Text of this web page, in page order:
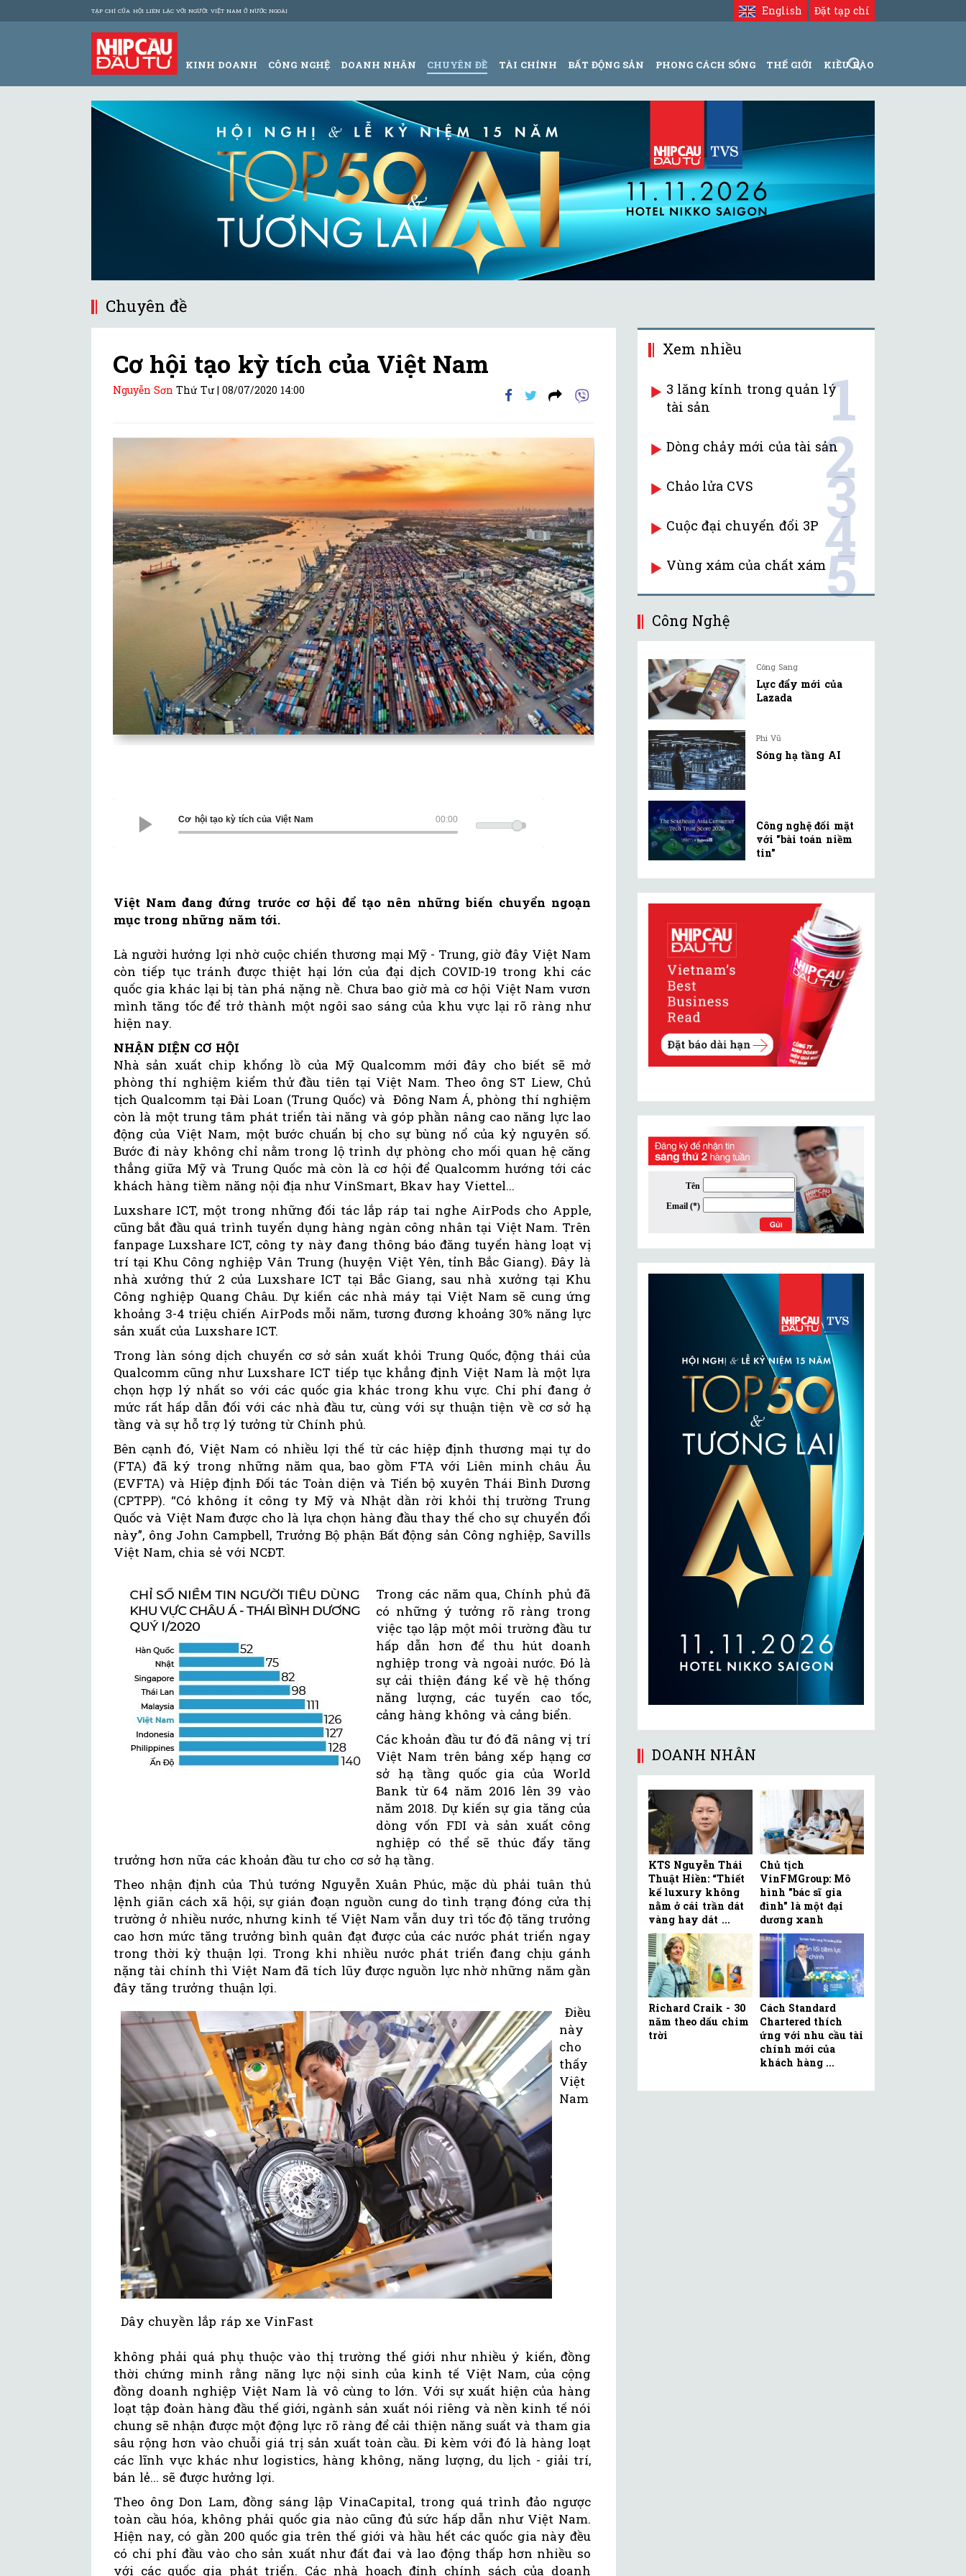
TẠP CHÍ CỦA HỘI LIÊN LẠC VỚI NGƯỜI VIỆT NAM Ở NƯỚC NGOÀI Đặt tạp chí
English
KINH DOANH CÔNG NGHỆ DOANH NHÂN CHUYÊN ĐỀ TÀI CHÍNH BẤT ĐỘNG SẢN PHONG CÁCH SỐNG THẾ GIỚI KIỀU BÀO
Chuyên đề
Cơ hội tạo kỳ tích của Việt Nam
Nguyễn Sơn Thứ Tư |08/07/2020 14:00
00:00
Cơ hội tạo kỳ tích của Việt Nam
Việt Nam đang đứng trước cơ hội để tạo nên những biến chuyển ngoạn
mục trong những năm tới.
Là người hưởng lợi nhờ cuộc chiến thương mại Mỹ - Trung, giờ đây Việt Nam
còn tiếp tục tránh được thiệt hại lớn của đại dịch COVID-19 trong khi các
quốc gia khác lại bị tàn phá nặng nề. Chưa bao giờ mà cơ hội Việt Nam vươn
mình tăng tốc để trở thành một ngôi sao sáng của khu vực lại rõ ràng như
hiện nay.
NHẬN DIỆN CƠ HỘI
Nhà sản xuất chip khổng lồ của Mỹ Qualcomm mới đây cho biết sẽ mở
phòng thí nghiệm kiểm thử đầu tiên tại Việt Nam. Theo ông ST Liew, Chủ
tịch Qualcomm tại Đài Loan (Trung Quốc) và Đông Nam Á, phòng thí nghiệm
còn là một trung tâm phát triển tài năng và góp phần nâng cao năng lực lao
động của Việt Nam, một bước chuẩn bị cho sự bùng nổ của kỷ nguyên số.
Bước đi này không chỉ nằm trong lộ trình dự phòng cho mối quan hệ căng
thẳng giữa Mỹ và Trung Quốc mà còn là cơ hội để Qualcomm hướng tới các
khách hàng tiềm năng nội địa như VinSmart, Bkav hay Viettel...
Luxshare ICT, một trong những đối tác lắp ráp tai nghe AirPods cho Apple,
cũng bắt đầu quá trình tuyển dụng hàng ngàn công nhân tại Việt Nam. Trên
fanpage Luxshare ICT, công ty này đang thông báo đăng tuyển hàng loạt vị
trí tại Khu Công nghiệp Vân Trung (huyện Việt Yên, tỉnh Bắc Giang). Đây là
nhà xưởng thứ 2 của Luxshare ICT tại Bắc Giang, sau nhà xưởng tại Khu
Công nghiệp Quang Châu. Dự kiến các nhà máy tại Việt Nam sẽ cung ứng
khoảng 3-4 triệu chiến AirPods mỗi năm, tương đương khoảng 30% năng lực
sản xuất của Luxshare ICT.
Trong làn sóng dịch chuyển cơ sở sản xuất khỏi Trung Quốc, động thái của
Qualcomm cũng như Luxshare ICT tiếp tục khẳng định Việt Nam là một lựa
chọn hợp lý nhất so với các quốc gia khác trong khu vực. Chi phí đang ở
mức rất hấp dẫn đối với các nhà đầu tư, cùng với sự thuận tiện về cơ sở hạ
tầng và sự hỗ trợ lý tưởng từ Chính phủ.
Bên cạnh đó, Việt Nam có nhiều lợi thế từ các hiệp định thương mại tự do
(FTA) đã ký trong những năm qua, bao gồm FTA với Liên minh châu Âu
(EVFTA) và Hiệp định Đối tác Toàn diện và Tiến bộ xuyên Thái Bình Dương
(CPTPP). “Có không ít công ty Mỹ và Nhật dần rời khỏi thị trường Trung
Quốc và Việt Nam được cho là lựa chọn hàng đầu thay thế cho sự chuyển đổi
này”, ông John Campbell, Trưởng Bộ phận Bất động sản Công nghiệp, Savills
Việt Nam, chia sẻ với NCĐT.
Trong các năm qua, Chính phủ đã
có những ý tưởng rõ ràng trong
việc tạo lập một môi trường đầu tư
hấp dẫn hơn để thu hút doanh
nghiệp trong và ngoài nước. Đó là
sự cải thiện đáng kể về hệ thống
năng lượng, các tuyến cao tốc,
cảng hàng không và cảng biển.
Các khoản đầu tư đó đã nâng vị trí
Việt Nam trên bảng xếp hạng cơ
sở hạ tầng quốc gia của World
Bank từ 64 năm 2016 lên 39 vào
năm 2018. Dự kiến sự gia tăng của
dòng vốn FDI và sản xuất công
nghiệp có thể sẽ thúc đẩy tăng
trưởng hơn nữa các khoản đầu tư cho cơ sở hạ tầng.
Theo nhận định của Thủ tướng Nguyễn Xuân Phúc, mặc dù phải tuân thủ
lệnh giãn cách xã hội, sự gián đoạn nguồn cung do tình trạng đóng cửa thị
trường ở nhiều nước, nhưng kinh tế Việt Nam vẫn duy trì tốc độ tăng trưởng
cao hơn mức tăng trưởng bình quân đạt được của các nước phát triển ngay
trong thời kỳ thuận lợi. Trong khi nhiều nước phát triển đang chịu gánh
nặng tài chính thì Việt Nam đã tích lũy được nguồn lực nhờ những năm gần
đây tăng trưởng thuận lợi.
Dây chuyền lắp ráp xe VinFast
Điều
này
cho
thấy
Việt
Nam
không phải quá phụ thuộc vào thị trường thế giới như nhiều ý kiến, đồng
thời chứng minh rằng năng lực nội sinh của kinh tế Việt Nam, của cộng
đồng doanh nghiệp Việt Nam là vô cùng to lớn. Với sự xuất hiện của hàng
loạt tập đoàn hàng đầu thế giới, ngành sản xuất nói riêng và nền kinh tế nói
chung sẽ nhận được một động lực rõ ràng để cải thiện năng suất và tham gia
sâu rộng hơn vào chuỗi giá trị sản xuất toàn cầu. Đi kèm với đó là hàng loạt
các lĩnh vực khác như logistics, hàng không, năng lượng, du lịch - giải trí,
bán lẻ... sẽ được hưởng lợi.
Theo ông Don Lam, đồng sáng lập VinaCapital, trong quá trình đảo ngược
toàn cầu hóa, không phải quốc gia nào cũng đủ sức hấp dẫn như Việt Nam.
Hiện nay, có gần 200 quốc gia trên thế giới và hầu hết các quốc gia này đều
có chi phí đầu vào cho sản xuất như đất đai và lao động thấp hơn nhiều so
với các quốc gia phát triển. Các nhà hoạch định chính sách của doanh
Xem nhiều
3 lăng kính trong quản lý
tài sản
1
Dòng chảy mới của tài sản2
Chảo lửa CVS 3
Cuộc đại chuyển đổi 3P 4
Vùng xám của chất xám5
Công Nghệ
Công Sang
Lực đẩy mới của
Lazada
Phi Vũ
Sóng hạ tầng AI
Công nghệ đối mặt
với "bài toán niềm
tin"
DOANH NHÂN
KTS Nguyễn Thái
Thuật Hiền: “Thiết
kế luxury không
nằm ở cái trần dát
vàng hay dát ...
Chủ tịch
VinFMGroup: Mô
hình "bác sĩ gia
đình" là một đại
dương xanh
Richard Craik - 30
năm theo dấu chim
trời
Cách Standard
Chartered thích
ứng với nhu cầu tài
chính mới của
khách hàng ...